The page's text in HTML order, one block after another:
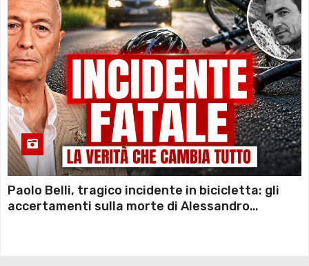
Paolo Belli, tragico incidente in bicicletta: gli
accertamenti sulla morte di Alessandro